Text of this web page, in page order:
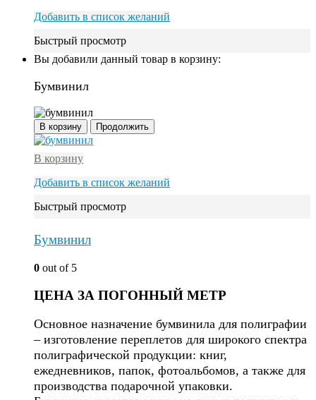
Добавить в список желаний
Быстрый просмотр
Вы добавили данный товар в корзину:
Бумвинил
В корзину Продолжить
В корзину
Добавить в список желаний
Быстрый просмотр
Бумвинил
0 out of 5
ЦЕНА ЗА ПОГОННЫЙ МЕТР
Основное назначение бумвинила для полиграфии
– изготовление переплетов для широкого спектра
полиграфической продукции: книг,
ежедневников, папок, фотоальбомов, а также для
производства подарочной упаковки.